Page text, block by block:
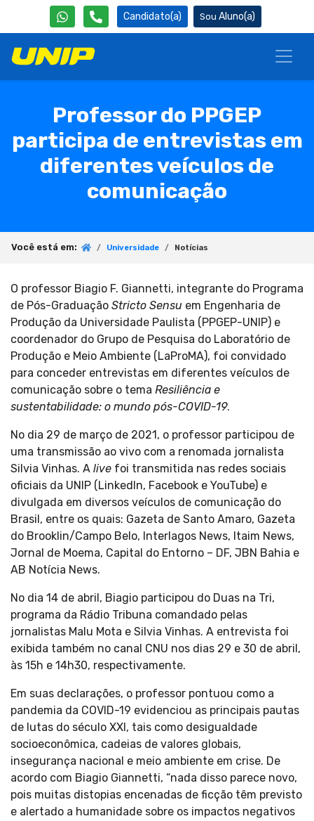
Candidato(a) Aluno(a)
Professor do PPGEP
participa de entrevistas em
diferentes veículos de
comunicação
Você está em: Universidade Notícias
O professor Biagio F. Giannetti, integrante do Programa
de Pós-Graduação Stricto Sensu em Engenharia de
Produção da Universidade Paulista (PPGEP-UNIP) e
coordenador do Grupo de Pesquisa do Laboratório de
Produção e Meio Ambiente (LaProMA), foi convidado
para conceder entrevistas em diferentes veículos de
comunicação sobre o tema Resiliência e
sustentabilidade: o mundo pós-COVID-19.
No dia 29 de março de 2021, o professor participou de
uma transmissão ao vivo com a renomada jornalista
Silvia Vinhas. A live foi transmitida nas redes sociais
oficiais da UNIP (LinkedIn, Facebook e YouTube) e
divulgada em diversos veículos de comunicação do
Brasil, entre os quais: Gazeta de Santo Amaro, Gazeta
do Brooklin/Campo Belo, Interlagos News, Itaim News,
Jornal de Moema, Capital do Entorno – DF, JBN Bahia e
AB Notícia News.
No dia 14 de abril, Biagio participou do Duas na Tri,
programa da Rádio Tribuna comandado pelas
jornalistas Malu Mota e Silvia Vinhas. A entrevista foi
exibida também no canal CNU nos dias 29 e 30 de abril,
às 15h e 14h30, respectivamente.
Em suas declarações, o professor pontuou como a
pandemia da COVID-19 evidenciou as principais pautas
de lutas do século XXI, tais como desigualdade
socioeconômica, cadeias de valores globais,
insegurança nacional e meio ambiente em crise. De
acordo com Biagio Giannetti, “nada disso parece novo,
pois muitas distopias encenadas de ficção têm previsto
e alertado a humanidade sobre os impactos negativos